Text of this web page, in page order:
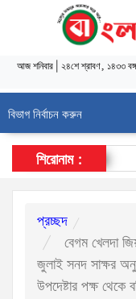
আজশনিবার| ২৪শে শ্রাবণ, ১৪৩৩
বিভাগ নির্বাচন করুন
শিরোনাম :
প্রচ্ছদ
বেগম খেলদা
জুলাই সনদ সাক্ষর
উপদেষ্টার পক্ষ